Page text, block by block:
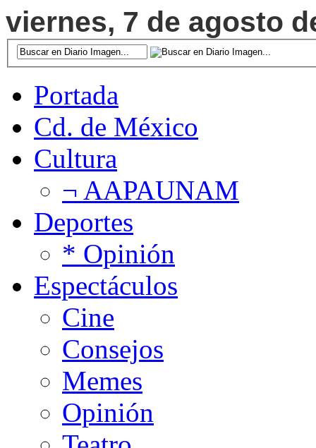
viernes, 7 de agosto
Portada
Cd. de México
Cultura
¬ AAPAUNAM
Deportes
* Opinión
Espectáculos
Cine
Consejos
Memes
Opinión